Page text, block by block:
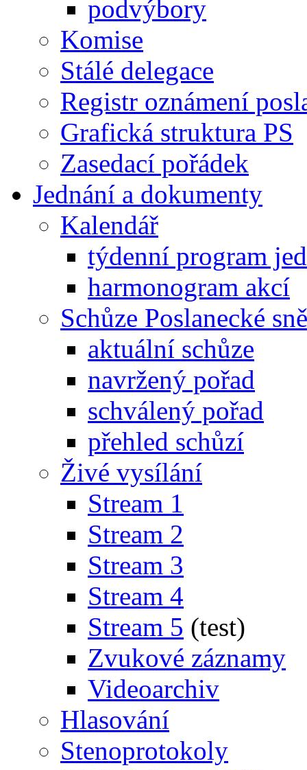
podvýbory
Komise
Stálé delegace
Registr oznámení
Grafická struktura PS
Zasedací pořádek
Jednání a dokumenty
Kalendář
týdenní program
harmonogram akcí
Schůze Poslanecké
aktuální schůze
navržený pořad
schválený pořad
přehled schůzí
Živé vysílání
Stream 1
Stream 2
Stream 3
Stream 4
Stream 5 (test)
Zvukové záznamy
Videoarchiv
Hlasování
Stenoprotokoly